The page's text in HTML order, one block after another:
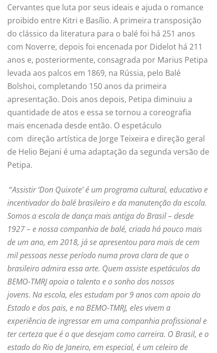
Cervantes que luta por seus ideais e ajuda o romance
proibido entre Kitri e Basílio. A primeira transposição
do clássico da literatura para o balé foi há 251 anos
com Noverre, depois foi encenada por Didelot há 211
anos e, posteriormente, consagrada por Marius Petipa
levada aos palcos em 1869, na Rússia, pelo Balé
Bolshoi, completando 150 anos da primeira
apresentação. Dois anos depois, Petipa diminuiu a
quantidade de atos e essa se tornou a coreografia
mais encenada desde então. O espetáculo
com direção artística de Jorge Teixeira e direção geral
de Helio Bejani é uma adaptação da segunda versão de
Petipa.
“Assistir ‘Don Quixote’ é um programa cultural, educativo e
incentivador do balé brasileiro e da manutenção da escola.
Somos a escola de dança mais antiga do Brasil – desde
1927 – e nossa companhia de balé, criada há pouco mais
de um ano, em 2018, já se apresentou para mais de cem
mil pessoas nesse período numa prova clara de que o
brasileiro admira essa arte. Quem assiste espetáculos da
BEMO-TMRJ apoia o talento e o sonho dos nossos
jovens. Na escola, eles estudam por 9 anos com apoio do
Estado e dos pais, e na BEMO-TMRJ, eles vivem a
experiência de ingressar em uma companhia profissional e
ter certeza que é o que desejam como carreira. O Brasil, e o
estado do Rio de Janeiro, em especial, é um celeiro de